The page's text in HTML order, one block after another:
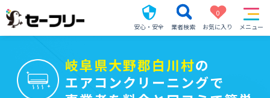
安心・安全 業者検索
0
お気に入り
メニュー
岐阜県大野郡白川村の
エアコンクリーニングで